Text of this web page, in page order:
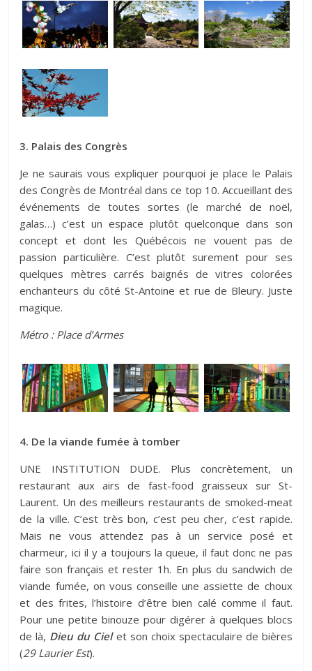
3. Palais des Congrès
Je ne saurais vous expliquer pourquoi je place le Palais
des Congrès de Montréal dans ce top 10. Accueillant des
événements de toutes sortes (le marché de noël,
galas…) c’est un espace plutôt quelconque dans son
concept et dont les Québécois ne vouent pas de
passion particulière. C’est plutôt surement pour ses
quelques mètres carrés baignés de vitres colorées
enchanteurs du côté St-Antoine et rue de Bleury. Juste
magique.
Métro : Place d’Armes
4. De la viande fumée à tomber
UNE INSTITUTION DUDE. Plus concrètement, un
restaurant aux airs de fast-food graisseux sur St-
Laurent. Un des meilleurs restaurants de smoked-meat
de la ville. C’est très bon, c’est peu cher, c’est rapide.
Mais ne vous attendez pas à un service posé et
charmeur, ici il y a toujours la queue, il faut donc ne pas
faire son français et rester 1h. En plus du sandwich de
viande fumée, on vous conseille une assiette de choux
et des frites, l’histoire d’être bien calé comme il faut.
Pour une petite binouze pour digérer à quelques blocs
de là, Dieu du Cielet son choix spectaculaire de bières
(29 Laurier Est).